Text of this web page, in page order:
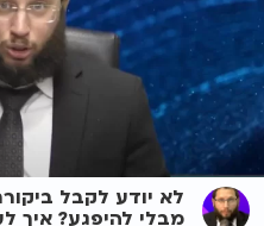
לא יודע לקבל
מבלי להיפגע? איך